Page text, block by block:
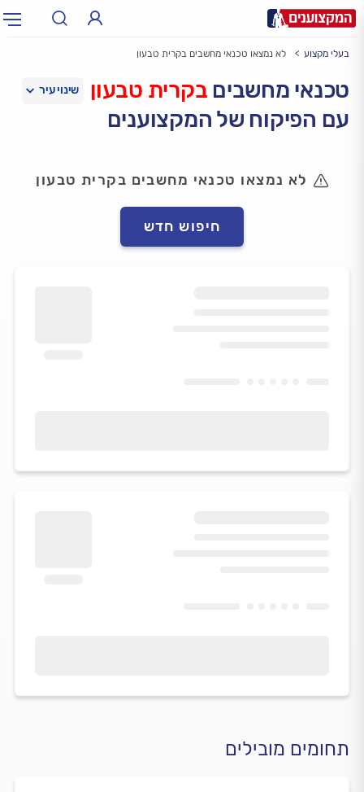
עירעיר: תל אביב, חיפה…
בעלי מקצוע לא נמצאו טכנאי מחשבים בקרית טבעון
טכנאי מחשבים בקרית טבעון
עם הפיקוח של המקצוענים
לא נמצאו טכנאי מחשבים בקרית טבעון
חיפוש חדש
תחומים מובילים